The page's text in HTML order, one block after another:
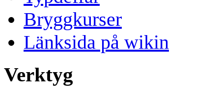
Bryggkurser
Länksida på wikin
Verktyg